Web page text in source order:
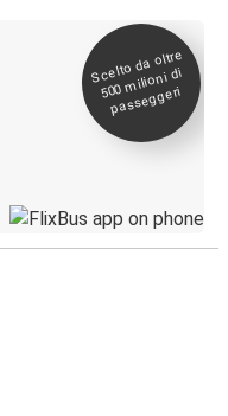
Scelto da oltre
500
milioni di
passeggeri